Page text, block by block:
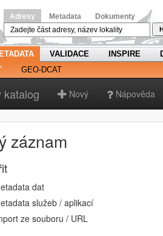
Adresy Metadata Dokumenty
VALIDACE INSPIRE
GEO-DCAT